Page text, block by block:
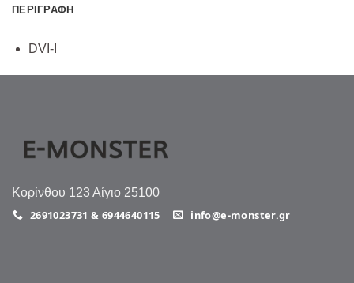
ΠΕΡΙΓΡΑΦΉ
DVI-I
Κορίνθου 123 Αίγιο 25100
2691023731 & 6944640115 info@e-monster.gr